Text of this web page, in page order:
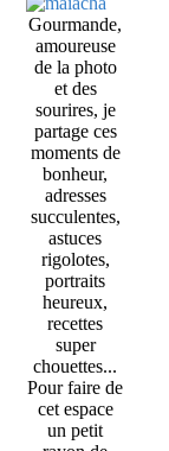
Gourmande,
amoureuse
de la photo
et des
sourires, je
partage ces
moments de
bonheur,
adresses
succulentes,
astuces
rigolotes,
portraits
heureux,
recettes
super
chouettes...
Pour faire de
cet espace
un petit